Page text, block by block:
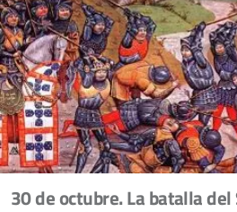
30 de octubre. La batalla del